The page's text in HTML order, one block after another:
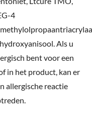
4
Als u
bent voor een
in het product, kan er
allergische reactie